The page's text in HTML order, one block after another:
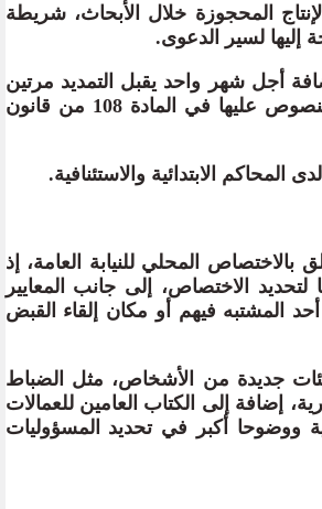
المحجوزة خلال الأبحاث، شريطة
إليها لسير الدعوى.
أجل شهر واحد يقبل التمديد مرتين
لمدة شهر واحد في كل مرة، إذا تعلق البحث بالجرائم المنصوص عليها في المادة 108 من قانون
المحاكم الابتدائية والاستئنافية.
بالاختصاص المحلي للنيابة العامة، إذ
الاختصاص، إلى جانب المعايير
المشتبه فيهم أو مكان إلقاء القبض
جديدة من الأشخاص، مثل الضباط
إضافة إلى الكتاب العامين للعمالات
ووضوحا أكبر في تحديد المسؤوليات